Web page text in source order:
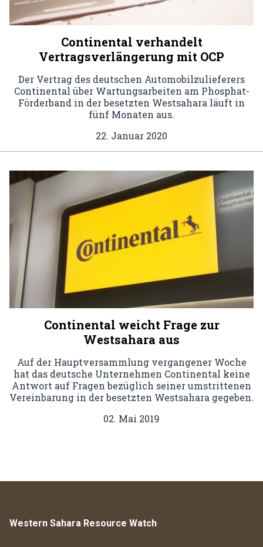
Continental verhandelt
Vertragsverlängerung mit OCP
Der Vertrag des deutschen Automobilzulieferers
Continental über Wartungsarbeiten am Phosphat-
Förderband in der besetzten Westsahara läuft in
fünf Monaten aus.
22. Januar 2020
Continental weicht Frage zur
Westsahara aus
Auf der Hauptversammlung vergangener Woche
hat das deutsche Unternehmen Continental keine
Antwort auf Fragen bezüglich seiner umstrittenen
Vereinbarung in der besetzten Westsahara gegeben.
02. Mai 2019
Western Sahara Resource Watch